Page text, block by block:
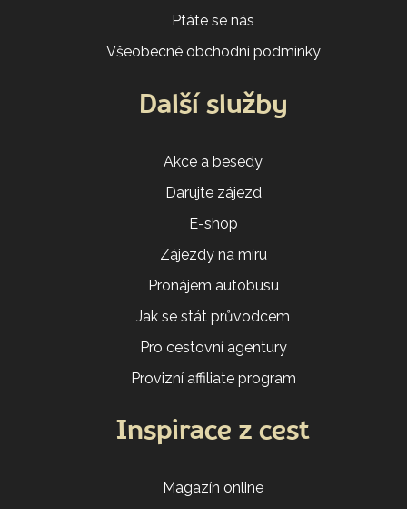
Ptáte se nás
Všeobecné obchodní podmínky
Další služby
Akce a besedy
Darujte zájezd
E-shop
Zájezdy na míru
Pronájem autobusu
Jak se stát průvodcem
Pro cestovní agentury
Provizní affiliate program
Inspirace z cest
Magazín online